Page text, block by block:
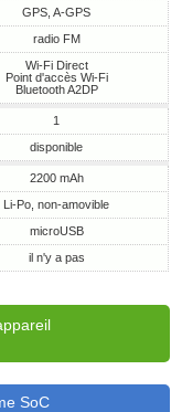
GPS, A-GPS
radio FM
Wi-Fi Direct
Point d'accès Wi-Fi
Bluetooth A2DP
1
disponible
2200 mAh
Li-Po, non-amovible
microUSB
il n'y a pas
SoC